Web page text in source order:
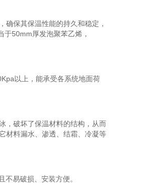
确保其保温性能的持久和稳定，
50mm厚发泡聚苯乙烯，
以上，能承受各系统地面荷
，破坏了保温材料的结构，从而
材料漏水、渗透、结霜、冷凝等
易破损、安装方便。